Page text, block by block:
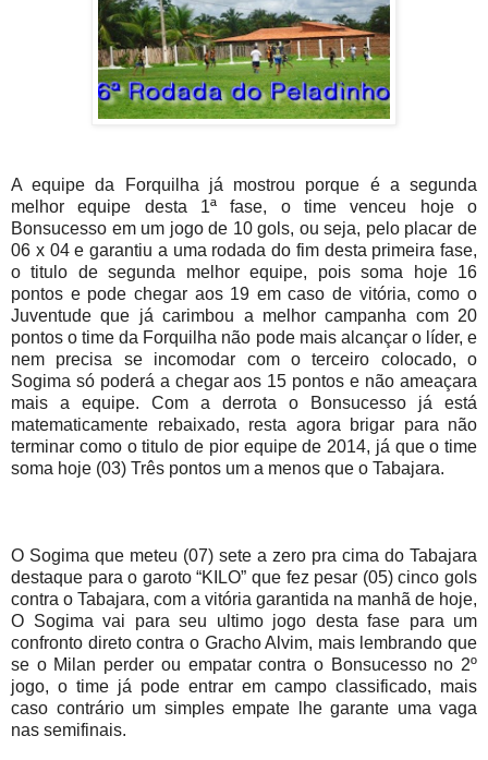
A equipe da Forquilha já mostrou porque é a segunda
melhor equipe desta 1ª fase, o time venceu hoje o
Bonsucesso em um jogo de 10 gols, ou seja, pelo placar de
06 x 04 e garantiu a uma rodada do fim desta primeira fase,
o titulo de segunda melhor equipe, pois soma hoje 16
pontos e pode chegar aos 19 em caso de vitória, como o
Juventude que já carimbou a melhor campanha com 20
pontos o time da Forquilha não pode mais alcançar o líder, e
nem precisa se incomodar com o terceiro colocado, o
Sogima só poderá a chegar aos 15 pontos e não ameaçara
mais a equipe. Com a derrota o Bonsucesso já está
matematicamente rebaixado, resta agora brigar para não
terminar como o titulo de pior equipe de 2014, já que o time
soma hoje (03) Três pontos um a menos que o Tabajara.
O Sogima que meteu (07) sete a zero pra cima do Tabajara
destaque para o garoto “KILO” que fez pesar (05) cinco gols
contra o Tabajara, com a vitória garantida na manhã de hoje,
O Sogima vai para seu ultimo jogo desta fase para um
confronto direto contra o Gracho Alvim, mais lembrando que
se o Milan perder ou empatar contra o Bonsucesso no 2º
jogo, o time já pode entrar em campo classificado, mais
caso contrário um simples empate lhe garante uma vaga
nas semifinais.